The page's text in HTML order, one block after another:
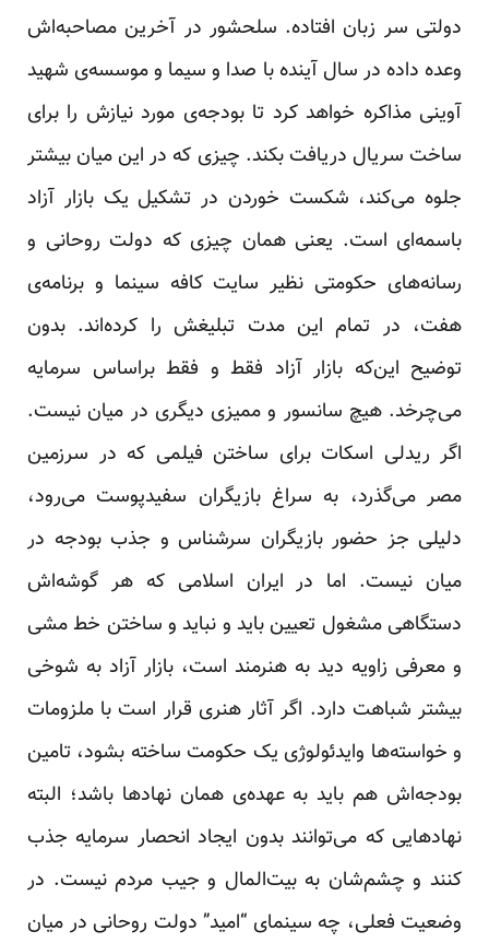
دولتی سر زبان افتاده. سلحشور در آخرین مصاحبه‌اش
وعده داده در سال آینده با صدا و سیما و موسسه‌ی شهید
آوینی مذاکره خواهد کرد تا بودجه‌ی مورد نیازش را برای
ساخت سریال دریافت بکند. چیزی که در این میان بیشتر
جلوه می‌کند، شکست خوردن در تشکیل یک بازار آزاد
باسمه‌ای است. یعنی همان چیزی که دولت روحانی و
رسانه‌های حکومتی نظیر سایت کافه سینما و برنامه‌ی
هفت، در تمام این مدت تبلیغش را کرده‌اند. بدون
توضیح این‌که بازار آزاد فقط و فقط براساس سرمایه
می‌چرخد. هیچ سانسور و ممیزی دیگری در میان نیست.
اگر ریدلی اسکات برای ساختن فیلمی که در سرزمین
مصر می‌گذرد، به سراغ بازیگران سفیدپوست می‌رود،
دلیلی جز حضور بازیگران سرشناس و جذب بودجه در
میان نیست. اما در ایران اسلامی که هر گوشه‌اش
دستگاهی مشغول تعیین باید و نباید و ساختن خط مشی
و معرفی زاویه دید به هنرمند است، بازار آزاد به شوخی
بیشتر شباهت دارد. اگر آثار هنری قرار است با ملزومات
و خواسته‌ها وایدئولوژی یک حکومت ساخته بشود، تامین
بودجه‌اش هم باید به عهده‌ی همان نهادها باشد؛ البته
نهادهایی که می‌توانند بدون ایجاد انحصار سرمایه جذب
کنند و چشم‌شان به بیت‌المال و جیب مردم نیست. در
وضعیت فعلی، چه سینمای “امید” دولت روحانی در میان